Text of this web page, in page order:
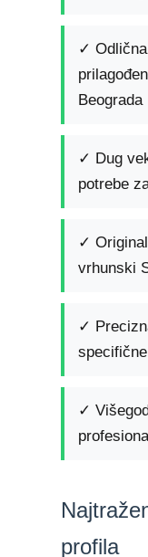
✓
Beograda
✓ Dug
potrebe
✓
vrhunski
✓
✓
profila